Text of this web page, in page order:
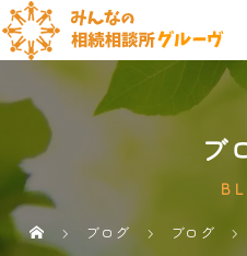
ブ
ブログ ブログ